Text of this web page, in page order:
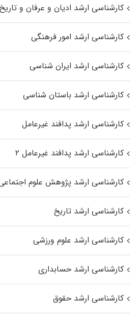
کارشناسی ارشد ادیان و عرفان و
کارشناسی ارشد امور فرهنگی
کارشناسی ارشد ایران شناسی
کارشناسی ارشد باستان شناسی
کارشناسی ارشد پدافند غیرعامل
کارشناسی ارشد پدافند غیرعامل ۲
کارشناسی ارشد پژوهش علوم
کارشناسی ارشد تاریخ
کارشناسی ارشد علوم ورزشی
کارشناسی ارشد حسابداری
کارشناسی ارشد حقوق